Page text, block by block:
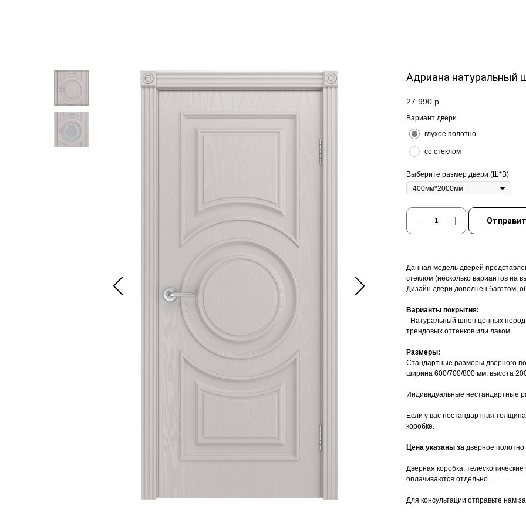
Адриана натуральный
27 990 р.
Вариант двери
глухое полотно
со стеклом
Выберите размер двери (Ш*В)
Данная модель дверей
стеклом (несколько вариантов на
Дизайн двери дополнен багетом,
Варианты покрытия:
- Натуральный шпон ценных пород
трендовых оттенков или лаком
Размеры:
Стандартные размеры дверного
ширина 600/700/800 мм, высота
Индивидуальные нестандартные
Если у вас нестандартная
коробке.
Цена указаны за дверное полотно
Дверная коробка,
оплачиваются отдельно.
Для консультации отправьте нам